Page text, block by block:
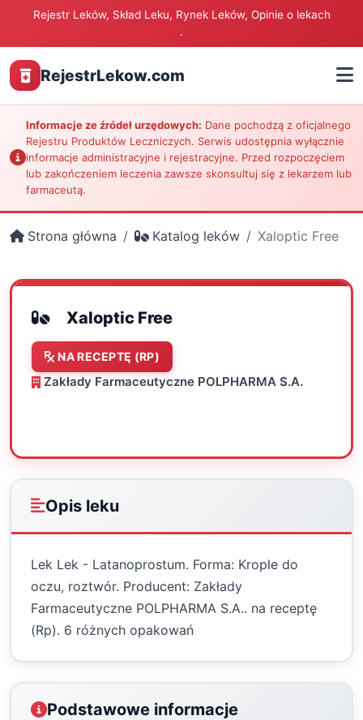
Rejestr Leków, Skład Leku, Rynek Leków, Opinie o lekach
.
RejestrLekow.com
Informacje ze źródeł urzędowych: Dane pochodzą z oficjalnego
Rejestru Produktów Leczniczych. Serwis udostępnia wyłącznie
informacje administracyjne i rejestracyjne. Przed rozpoczęciem
lub zakończeniem leczenia zawsze skonsultuj się z lekarzem lub
farmaceutą.
Strona główna Katalog leków Xaloptic Free
Xaloptic Free
NA RECEPTĘ (RP)
Zakłady Farmaceutyczne POLPHARMA S.A.
Opis leku
Lek Lek - Latanoprostum. Forma: Krople do
oczu, roztwór. Producent: Zakłady
Farmaceutyczne POLPHARMA S.A.. na receptę
(Rp). 6 różnych opakowań
Podstawowe informacje